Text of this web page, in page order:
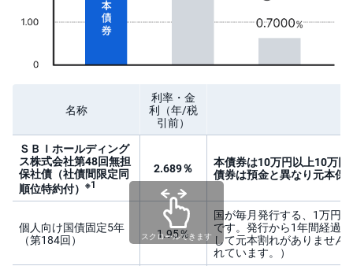
名称
利率・金
利 （年/税
引前）
ＳＢＩホールディング
ス株式会社第48回無担
保社債（社債間限定同
順位特約付） ※1
2.689％
本債券は10万円以上10万
債券は預金と異なり元本保
個人向け国債固定5年
（第184回）
1.95％
国が毎月発行する、1万円
です。発行から1年間経過
して元本割れがありません
れています。）
スクロールできます